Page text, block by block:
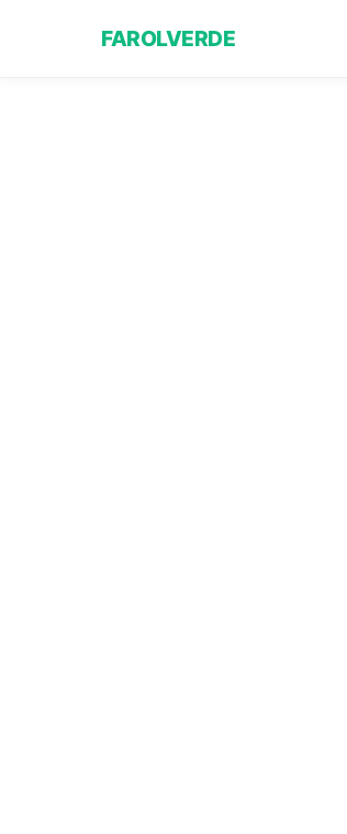
FAROLVERDE